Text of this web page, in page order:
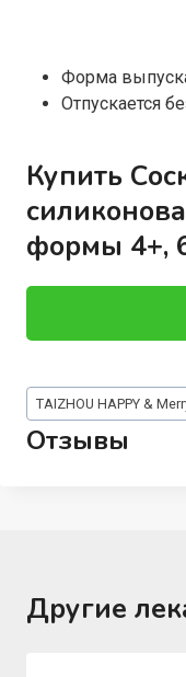
Форма
Отпускается
Купить
формы 4+,
Метки
записи:
TAIZHOU HAPPY &
Отзывы
Другие